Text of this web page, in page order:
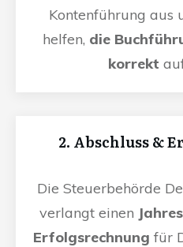
Kontenführung aus
helfen, die
korrekt
2. Abschluss &
Die Steuerbehörde
verlangt einen
Erfolgsrechnung für